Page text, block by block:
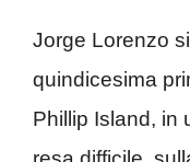
Jorge Lorenzo
quindicesima
Phillip Island, in